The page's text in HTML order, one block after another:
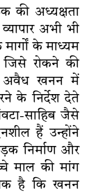
की अध्यक्षता
अभी भी
के माध्यम
रोकने की
अवैध खनन में
के निर्देश देते
साहिब जैसे
हैं उन्होंने
निर्माण और
माल की मांग
है कि खनन